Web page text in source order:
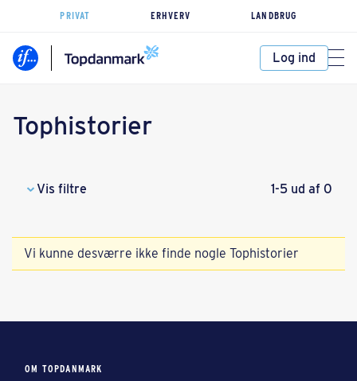
PRIVAT ERHVERV LANDBRUG
Log ind
Tophistorier
Vis filtre 1-5 ud af 0
Vi kunne desværre ikke finde nogle Tophistorier
OM TOPDANMARK